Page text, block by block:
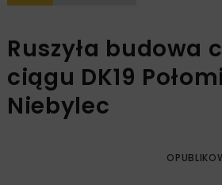
Ruszyła budowa
ciągu DK19
Niebylec